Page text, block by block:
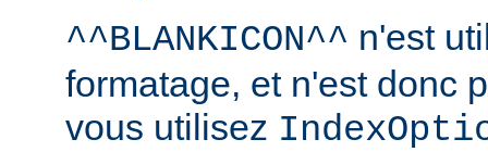
^^BLANKICON^^ n'est
formatage, et n'est donc
vous utilisez